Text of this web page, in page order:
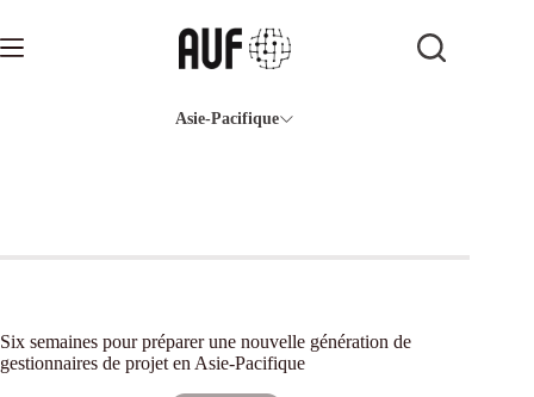
contenu
Asie-Pacifique
Six semaines pour préparer une nouvelle génération de
gestionnaires de projet en Asie-Pacifique